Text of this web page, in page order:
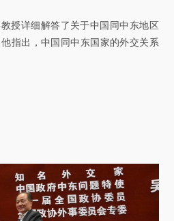
授详细解答了关于中国同中东地区
指出，中国同中东国家的外交关系